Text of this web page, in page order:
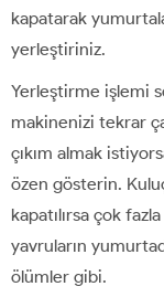
kapatarak
yerleştiriniz.
Yerleştirme işlemi
makinenizi tekrar
çıkım almak
özen gösterin.
kapatılırsa çok
yavruların
ölümler gibi.